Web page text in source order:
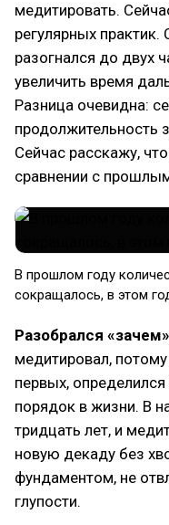
медитировать.
регулярных практик.
разогнался до двух
увеличить время
Разница очевидна:
продолжительность
Сейчас расскажу,
сравнении с
В прошлом году
сокращалось, в этом
Разобрался
медитировал,
первых,
порядок в жизни. В
тридцать лет, и
новую декаду без
фундаментом, не
глупости.